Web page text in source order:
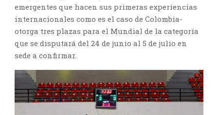
emergentes que hacen sus primeras experiencias
internacionales como es el caso de Colombia-
otorga tres plazas para el Mundial de la categoría
que se disputará del 24 de junio al 5 de julio en
sede a confirmar.